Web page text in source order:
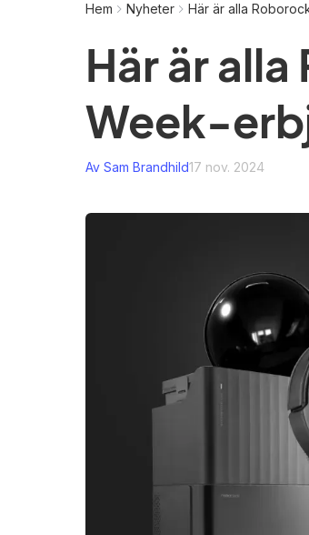
Hem Nyheter Här är alla
Här är
Week-
Av Sam Brandhild17 nov. 2024